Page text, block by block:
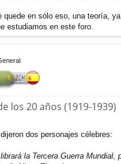
quede en sólo eso, una teoría,
estudiamos en este foro.
los 20 años (1919-1939)
dos personajes célebres:
la Tercera Guerra Mundial,